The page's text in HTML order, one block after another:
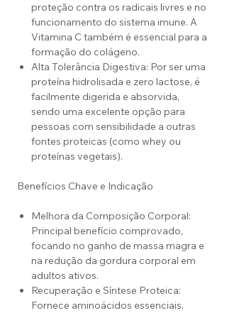
proteção contra os radicais livres e no
funcionamento do sistema imune. A
Vitamina C também é essencial para a
formação do colágeno.
Alta Tolerância Digestiva: Por ser uma
proteína hidrolisada e zero lactose, é
facilmente digerida e absorvida,
sendo uma excelente opção para
pessoas com sensibilidade a outras
fontes proteicas (como whey ou
proteínas vegetais).
Benefícios Chave e Indicação
Melhora da Composição Corporal:
Principal benefício comprovado,
focando no ganho de massa magra e
na redução da gordura corporal em
adultos ativos.
Recuperação e Síntese Proteica:
Fornece aminoácidos essenciais,